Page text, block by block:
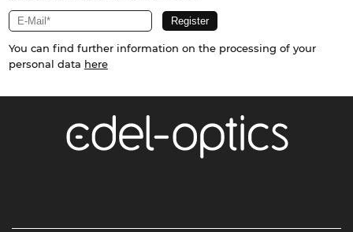
You can find further information on the processing of your
personal data here